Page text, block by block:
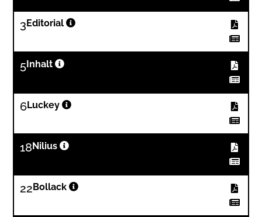
3 Editorial
5 Inhalt
6Luckey
18 Nilius
22 Bollack